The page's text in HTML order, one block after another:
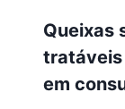
Queixas
tratáveis
em